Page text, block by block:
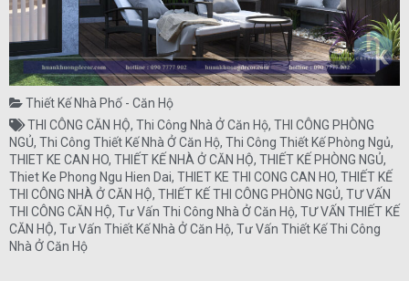
Thiết Kế Nhà Phố - Căn Hộ
THI CÔNG CĂN HỘ, Thi Công Nhà Ở Căn Hộ, THI CÔNG PHÒNG
NGỦ, Thi Công Thiết Kế Nhà Ở Căn Hộ, Thi Công Thiết Kế Phòng Ngủ,
THIET KE CAN HO, THIẾT KẾ NHÀ Ở CĂN HỘ, THIẾT KẾ PHÒNG NGỦ,
Thiet Ke Phong Ngu Hien Dai, THIET KE THI CONG CAN HO, THIẾT KẾ
THI CÔNG NHÀ Ở CĂN HỘ, THIẾT KẾ THI CÔNG PHÒNG NGỦ, TƯ VẤN
THI CÔNG CĂN HỘ, Tư Vấn Thi Công Nhà Ở Căn Hộ, TƯ VẤN THIẾT KẾ
CĂN HỘ, Tư Vấn Thiết Kế Nhà Ở Căn Hộ, Tư Vấn Thiết Kế Thi Công
Nhà Ở Căn Hộ